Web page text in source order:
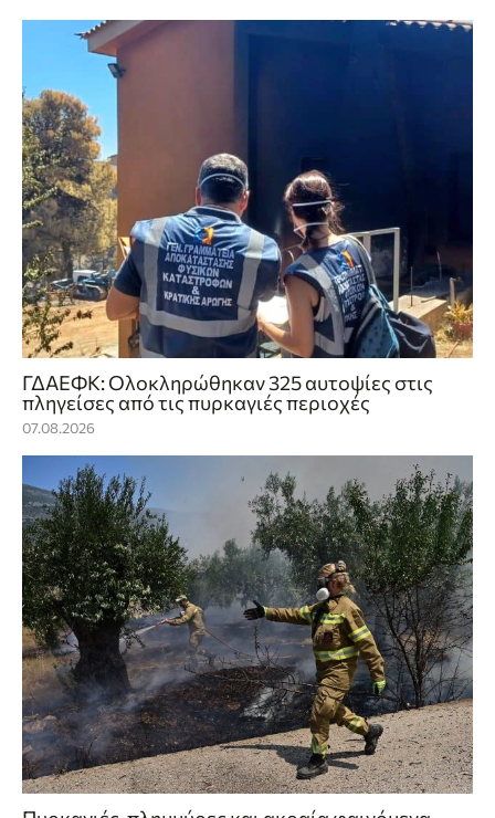
ΓΔΑΕΦΚ: Ολοκληρώθηκαν 325 αυτοψίες στις
πληγείσες από τις πυρκαγιές περιοχές
07.08.2026